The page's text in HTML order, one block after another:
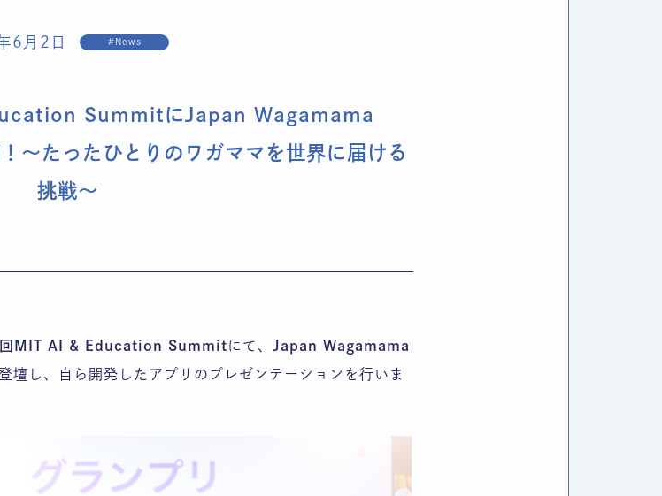
6月2日 #News
SummitにJapan Wagamama
〜たったひとりのワガママを世界に届ける
挑戦〜
MIT AI & Education Summitにて、
Japan Wagamama
壇し、自ら開発したアプリのプレゼンテーションを行いま